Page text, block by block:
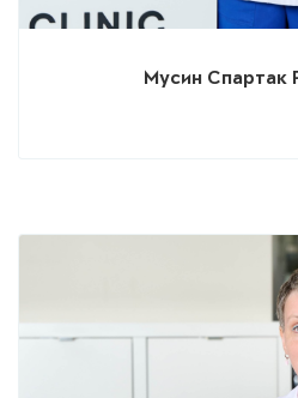
Мусин Спартак